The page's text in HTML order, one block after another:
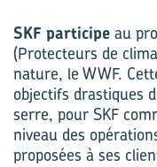
SKF participe au
(Protecteurs de
nature, le WWF.
objectifs drastiques
serre, pour SKF
niveau des
proposées à ses